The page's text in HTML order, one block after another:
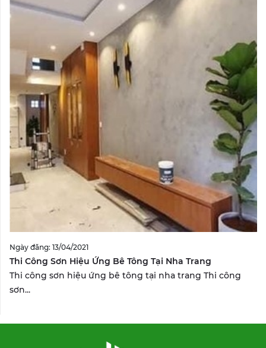
Ngày đăng: 13/04/2021
Thi Công Sơn Hiệu Ứng Bê Tông Tại Nha Trang
Thi công sơn hiệu ứng bê tông tại nha trang Thi công
sơn...